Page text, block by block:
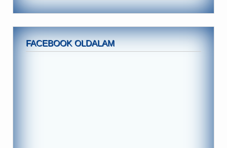
FACEBOOK OLDALAM